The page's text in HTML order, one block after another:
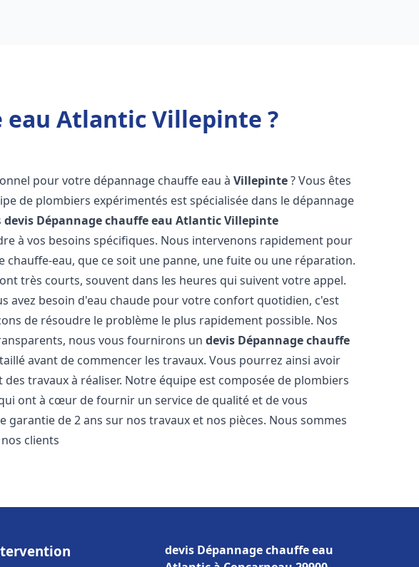
eau Atlantic Villepinte ?
pour votre dépannage chauffe eau àVillepinte? Vous êtes
de plombiers expérimentés est spécialisée dans le dépannage
devis Dépannage chauffe eau AtlanticVillepinte
à vos besoins spécifiques. Nous intervenons rapidement pour
chauffe-eau, que ce soit une panne, une fuite ou une réparation.
très courts, souvent dans les heures qui suivent votre appel.
avez besoin d'eau chaude pour votre confort quotidien, c'est
de résoudre le problème le plus rapidement possible. Nos
nous vous fournirons undevis Dépannage chauffe
avant de commencer les travaux. Vous pourrez ainsi avoir
des travaux à réaliser. Notre équipe est composée de plombiers
ont à cœur de fournir un service de qualité et de vous
garantie de 2 ans sur nos travaux et nos pièces. Nous sommes
clients
devis Dépannage chauffe eau